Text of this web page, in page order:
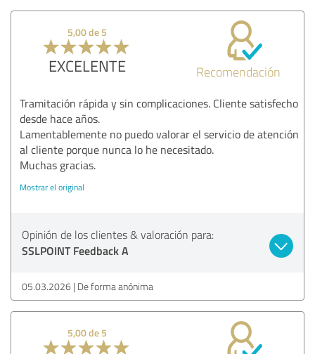
5,00 de 5
EXCELENTE Recomendación
Tramitación rápida y sin complicaciones. Cliente satisfecho
desde hace años.
Lamentablemente no puedo valorar el servicio de atención
al cliente porque nunca lo he necesitado.
Muchas gracias.
Mostrar el original
Opinión de los clientes & valoración para:
SSLPOINT Feedback A
05.03.2026 De forma anónima
5,00 de 5